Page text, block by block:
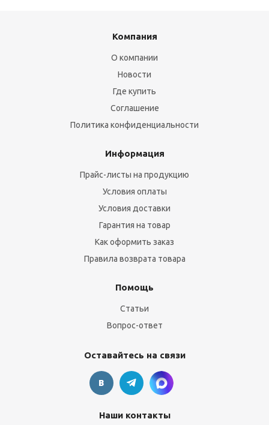
Компания
О компании
Новости
Где купить
Соглашение
Политика конфиденциальности
Информация
Прайс-листы на продукцию
Условия оплаты
Условия доставки
Гарантия на товар
Как оформить заказ
Правила возврата товара
Помощь
Статьи
Вопрос-ответ
Оставайтесь на связи
Наши контакты